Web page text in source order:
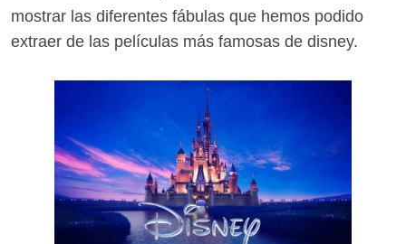
mostrar las diferentes fábulas que hemos podido
extraer de las películas más famosas de disney.